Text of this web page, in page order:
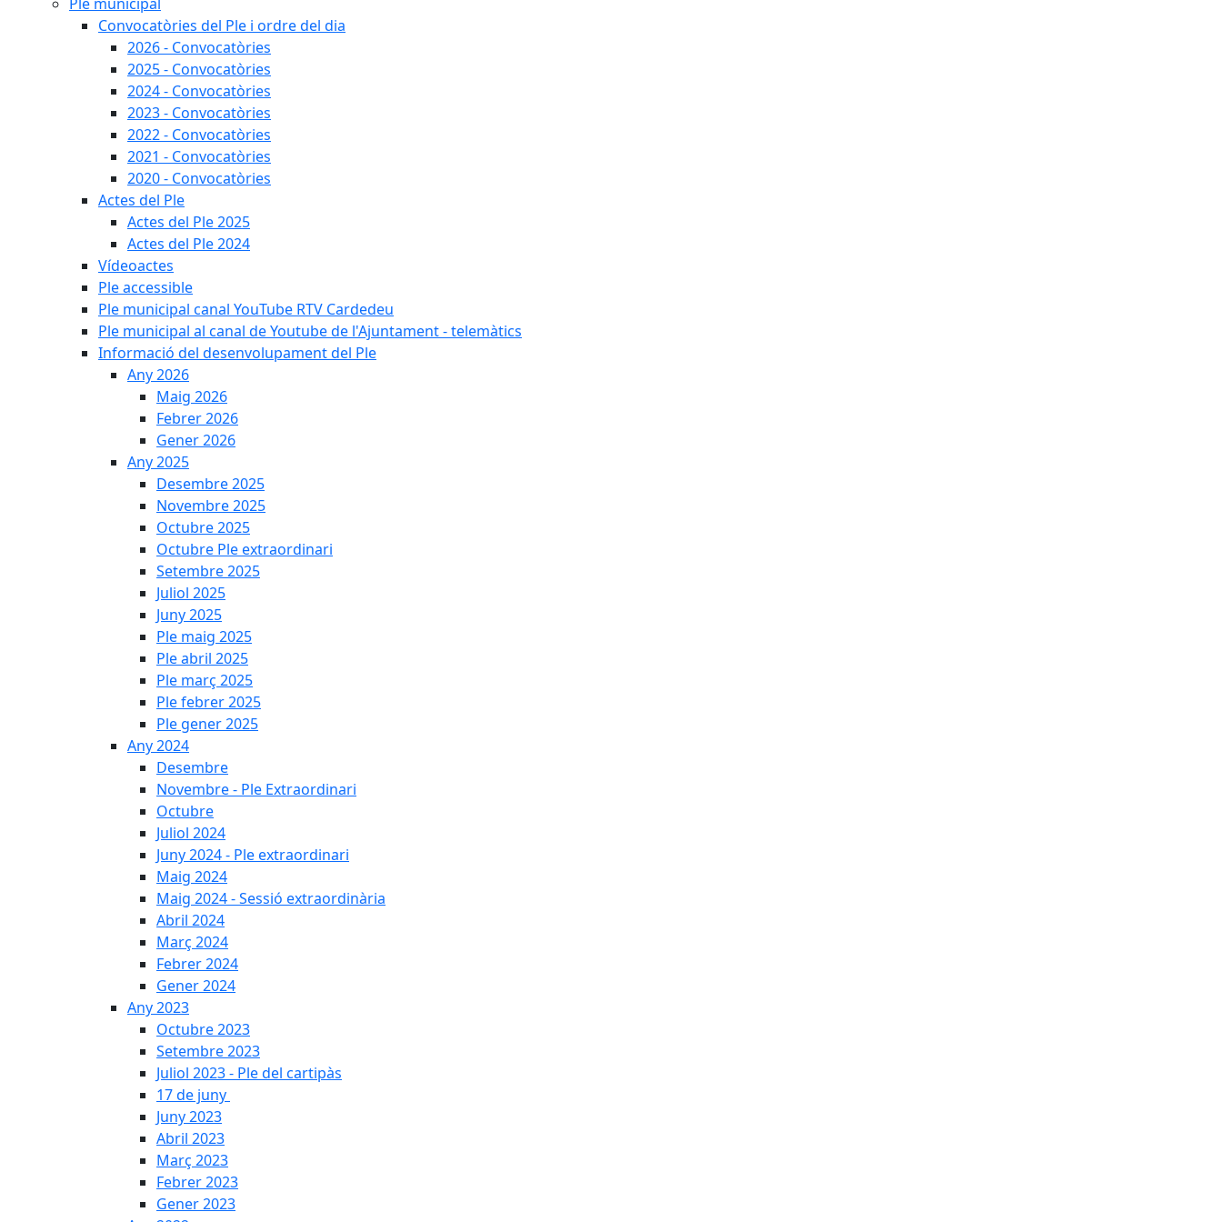
Convocatòries del Ple i ordre del dia
2026 - Convocatòries
2025 - Convocatòries
2024 - Convocatòries
2023 - Convocatòries
2022 - Convocatòries
2021 - Convocatòries
2020 - Convocatòries
Actes del Ple
Actes del Ple 2025
Actes del Ple 2024
Vídeoactes
Ple accessible
Ple municipal canal YouTube RTV Cardedeu
Ple municipal al canal de Youtube de l'Ajuntament - telemàtics
Informació del desenvolupament del Ple
Any 2026
Maig 2026
Febrer 2026
Gener 2026
Any 2025
Desembre 2025
Novembre 2025
Octubre 2025
Octubre Ple extraordinari
Setembre 2025
Juliol 2025
Juny 2025
Ple maig 2025
Ple abril 2025
Ple març 2025
Ple febrer 2025
Ple gener 2025
Any 2024
Desembre
Novembre - Ple Extraordinari
Octubre
Juliol 2024
Juny 2024 - Ple extraordinari
Maig 2024
Maig 2024 - Sessió extraordinària
Abril 2024
Març 2024
Febrer 2024
Gener 2024
Any 2023
Octubre 2023
Setembre 2023
Juliol 2023 - Ple del cartipàs
17 de juny
Juny 2023
Abril 2023
Març 2023
Febrer 2023
Gener 2023